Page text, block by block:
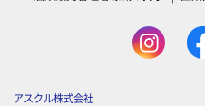
アスクル株式会社